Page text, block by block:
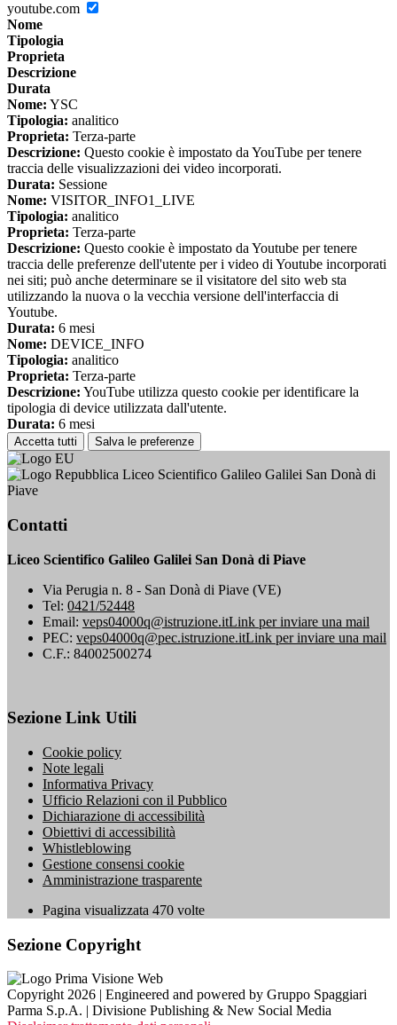
youtube.com
Nome
Tipologia
Proprieta
Descrizione
Durata
Nome: YSC
Tipologia: analitico
Proprieta: Terza-parte
Descrizione: Questo cookie è impostato da YouTube per tenere
traccia delle visualizzazioni dei video incorporati.
Durata: Sessione
Nome: VISITOR_INFO1_LIVE
Tipologia: analitico
Proprieta: Terza-parte
Descrizione: Questo cookie è impostato da Youtube per tenere
traccia delle preferenze dell'utente per i video di Youtube incorporati
nei siti; può anche determinare se il visitatore del sito web sta
utilizzando la nuova o la vecchia versione dell'interfaccia di
Youtube.
Durata: 6 mesi
Nome: DEVICE_INFO
Tipologia: analitico
Proprieta: Terza-parte
Descrizione: YouTube utilizza questo cookie per identificare la
tipologia di device utilizzata dall'utente.
Durata: 6 mesi
Accetta tutti Salva le preferenze
Liceo Scientifico Galileo Galilei San Donà di
Piave
Contatti
Liceo Scientifico Galileo Galilei San Donà di Piave
Via Perugia n. 8 - San Donà di Piave (VE)
Tel: 0421/52448
Email: veps04000q@istruzione.itLink per inviare una mail
PEC: veps04000q@pec.istruzione.itLink per inviare una mail
C.F.: 84002500274
Sezione Link Utili
Cookie policy
Note legali
Informativa Privacy
Ufficio Relazioni con il Pubblico
Dichiarazione di accessibilità
Obiettivi di accessibilità
Whistleblowing
Gestione consensi cookie
Amministrazione trasparente
Pagina visualizzata 470 volte
Sezione Copyright
Copyright 2026 | Engineered and powered by Gruppo Spaggiari
Parma S.p.A. | Divisione Publishing & New Social Media